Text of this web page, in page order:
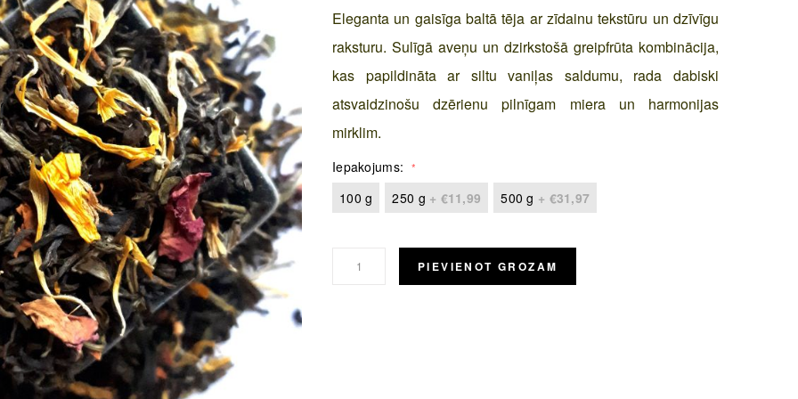
Eleganta un gaisīga baltā tēja ar zīdainu tekstūru un dzīvīgu
raksturu. Sulīgā aveņu un dzirkstošā greipfrūta kombinācija,
kas papildināta ar siltu vaniļas saldumu, rada dabiski
atsvaidzinošu dzērienu pilnīgam miera un harmonijas
mirklim.
Iepakojums
100 g
250 g + €11,99 500 g + €31,97
PIEVIENOT GROZAM